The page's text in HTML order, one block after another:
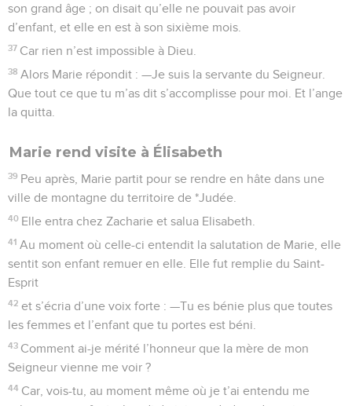
son grand âge ; on disait qu’elle ne pouvait pas avoir
d’enfant, et elle en est à son sixième mois.
37 Car rien n’est impossible à Dieu.
38 Alors Marie répondit : —Je suis la servante du Seigneur.
Que tout ce que tu m’as dit s’accomplisse pour moi. Et l’ange
la quitta.
Marie rend visite à Élisabeth
39 Peu après, Marie partit pour se rendre en hâte dans une
ville de montagne du territoire de *Judée.
40 Elle entra chez Zacharie et salua Elisabeth.
41 Au moment où celle-ci entendit la salutation de Marie, elle
sentit son enfant remuer en elle. Elle fut remplie du Saint-
Esprit
42 et s’écria d’une voix forte : —Tu es bénie plus que toutes
les femmes et l’enfant que tu portes est béni.
43 Comment ai-je mérité l’honneur que la mère de mon
Seigneur vienne me voir ?
44 Car, vois-tu, au moment même où je t’ai entendu me